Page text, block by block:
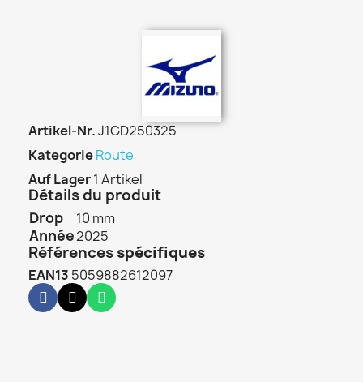
Artikel-Nr.J1GD250325
KategorieRoute
Auf Lager1 Artikel
Détails du produit
Drop 10 mm
Année2025
Références spécifiques
EAN13 5059882612097